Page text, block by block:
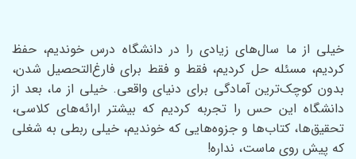
خیلی از ما سال‌های زیادی را در دانشگاه درس خوندیم، حفظ
کردیم، مسئله حل کردیم، فقط و فقط برای فارغ‌التحصیل شدن،
بدون کوچک‌ترین آمادگی برای دنیای واقعی. خیلی از ما، بعد از
دانشگاه این حس را تجربه کردیم که بیشتر ارائه‌های کلاسی،
تحقیق‌ها، کتاب‌ها و جزوه‌هایی که خوندیم، خیلی ربطی به شغلی
که پیش روی ماست، نداره!